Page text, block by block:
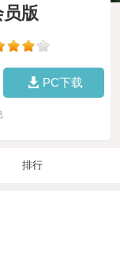
版
PC下载
排行